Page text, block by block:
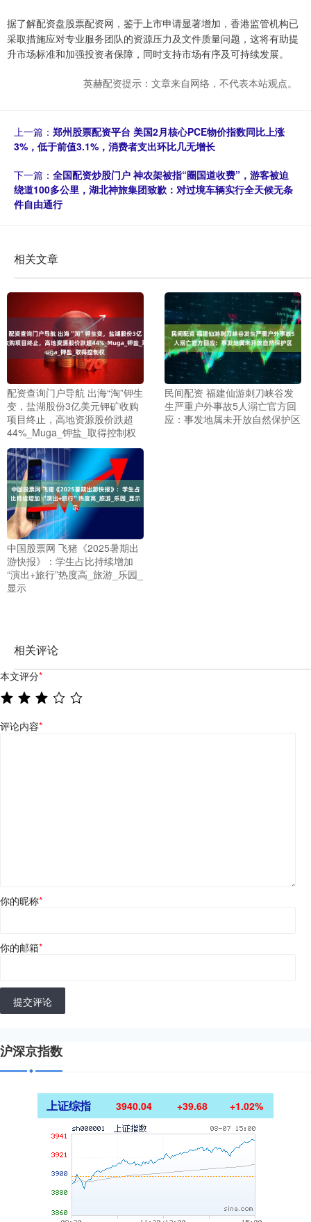
据了解配资盘股票配资网，鉴于上市申请显著增加，香港监管机构已
采取措施应对专业服务团队的资源压力及文件质量问题，这将有助提
升市场标准和加强投资者保障，同时支持市场有序及可持续发展。
英赫配资提示：文章来自网络，不代表本站观点。
上一篇： 郑州股票配资平台 美国2月核心PCE物价指数同比上涨
3%，低于前值3.1%，消费者支出环比几无增长
下一篇： 全国配资炒股门户 神农架被指“圈国道收费”，游客被迫
绕道100多公里，湖北神旅集团致歉：对过境车辆实行全天候无条
件自由通行
相关文章
配资查询门户导航 出海“淘”钾生
变，盐湖股份3亿美元钾矿收购
项目终止，高地资源股价跌超
44%_Muga_钾盐_取得控制权
民间配资 福建仙游刺刀峡谷发
生严重户外事故5人溺亡官方回
应：事发地属未开放自然保护区
中国股票网 飞猪《2025暑期出
游快报》：学生占比持续增加
“演出+旅行”热度高_旅游_乐园_
显示
相关评论
本文评分*
评论内容*
你的昵称*
你的邮箱*
提交评论
沪深京指数
上证综指 3940.04 +39.68 +1.02%